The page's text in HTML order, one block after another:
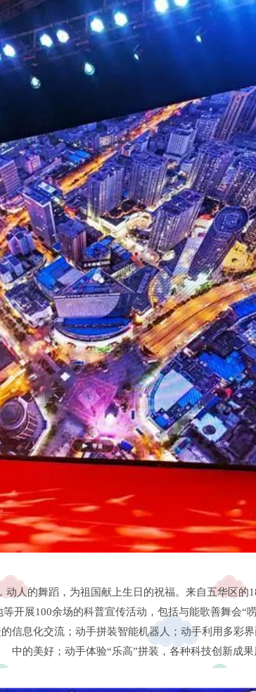
人的舞蹈，为祖国献上生日的祝福。来自五华区
开展100余场的科普宣传活动，包括与能歌善舞会
信息化交流；动手拼装智能机器人；动手利用多彩
中的美好；动手体验“乐高”拼装，各种科技创新成果